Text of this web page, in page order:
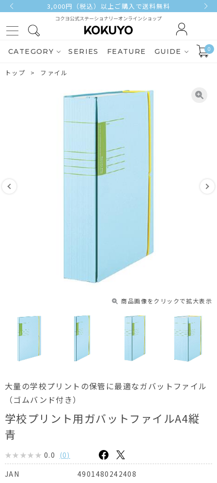
3,000円（税込）以上ご購入で送料無料
コクヨ公式ステーショナリーオンラインショップ
CATEGORY SERIES FEATURE GUIDE 0
トップ ファイル
商品画像をクリックで拡大表示
大量の学校プリントの保管に最適なガバットファイル
（ゴムバンド付き）
学校プリント用ガバットファイルA4縦
青
0.0 (0)
JAN
4901480242408